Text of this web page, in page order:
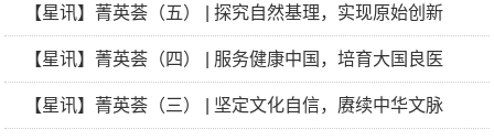
【星讯】菁英荟（五） | 探究自然基理，实现原始创新
【星讯】菁英荟（四） | 服务健康中国，培育大国良医
【星讯】菁英荟（三） | 坚定文化自信，赓续中华文脉